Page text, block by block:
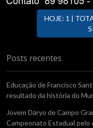
HOJE: 1 |
Posts recentes
Educação de Francisco
resultado da história do
Jovem Dáryo de Campo
Campeonato Estadual pelo